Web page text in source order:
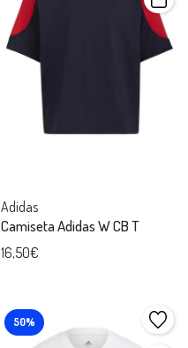
Adidas
Camiseta Adidas W CB T
16,50€
50%